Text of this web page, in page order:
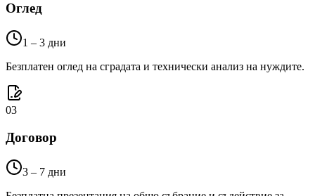
Оглед
1 – 3 дни
Безплатен оглед на сградата и технически анализ на нуждите.
03
Договор
3 – 7 дни